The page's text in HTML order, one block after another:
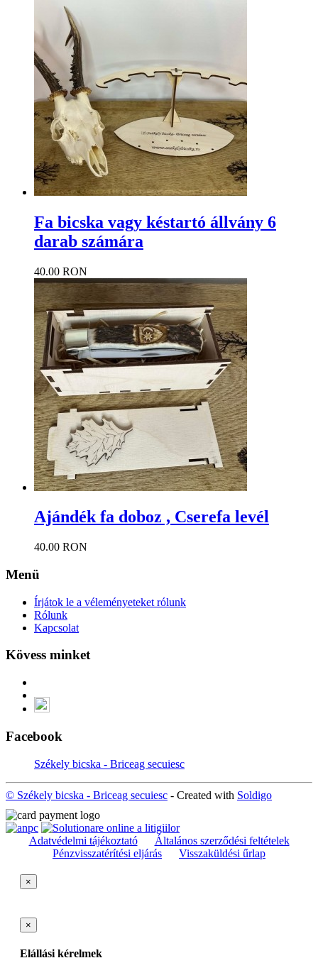
Fa bicska vagy késtartó állvány 6
darab számára
40.00 RON
Ajándék fa doboz , Cserefa levél
40.00 RON
Menü
Írjátok le a véleményeteket rólunk
Rólunk
Kapcsolat
Kövess minket
Facebook
Székely bicska - Briceag secuiesc
© Székely bicska - Briceag secuiesc - Created with Soldigo
Adatvédelmi tájékoztató
Általános szerződési feltételek
Pénzvisszatérítési eljárás
Visszaküldési űrlap
×
×
Elállási kérelmek